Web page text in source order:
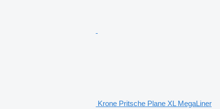
Krone Pritsche Plane XL MegaLiner